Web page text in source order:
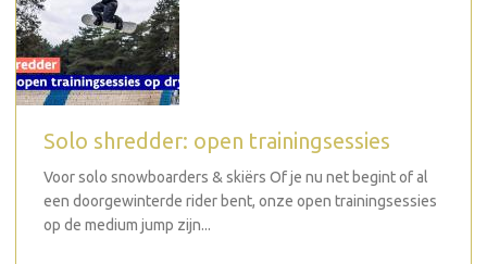
Solo shredder: open trainingsessies
Voor solo snowboarders & skiërs Of je nu net begint of al
een doorgewinterde rider bent, onze open trainingsessies
op de medium jump zijn...